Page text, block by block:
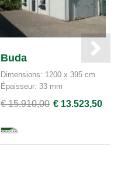
Buda
Dimensions: 1200 x 395 cm
Épaisseur: 33 mm
€ 15.910,00 € 13.523,50